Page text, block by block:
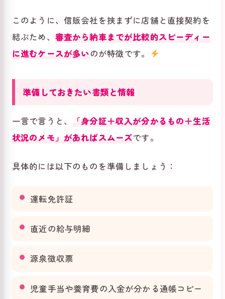
このように、信販会社を挟まずに店舗と直接契約を
結ぶため、 審査から納車までが比較的スピーディー
に進むケースが多いのが特徴です。
準備しておきたい書類と情報
一言で言うと、
「身分証＋収入が分かるもの＋生活
状況のメモ」があればスムーズです。
具体的には以下のものを準備しましょう：
運転免許証
直近の給与明細
源泉徴収票
児童手当や養育費の入金が分かる通帳コピー